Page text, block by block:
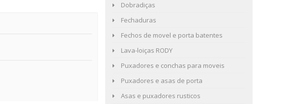
Dobradiças
Fechaduras
Fechos de movel e porta batentes
Lava-loiças RODY
Puxadores e conchas para moveis
Puxadores e asas de porta
Asas e puxadores rusticos